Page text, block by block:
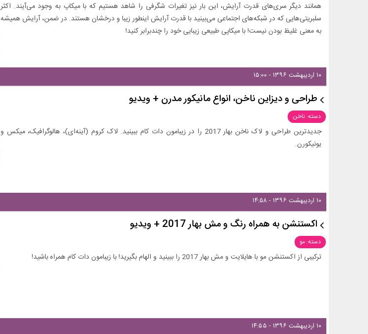
همانند دیگر سری‌های قدرت آرایش، این بار نیز تغیرات شگرفی را شاهد هستیم که با میکاپ به وجود می‌آیند. اکثر
سلبریتی‌هایی که در شبکه‌های اجتماعی می‌بینید با قدرت آرایش اینطور زیبا و درخشان هستند. در ضمن، آرایش همیشه
به معنی غلیظ بودن نیست! با میکاپی طبیعی زیبایی خود را چندبرابر کنید!
۱۰ اردیبهشت ۱۳۹۶ - ۱۵:۰۰
طراحی و دیزاین ناخن، انواع مانیکور مدرن + ویدیو
دسته: ناخن
جدیدترین طراحی و لاک ناخن بهار 2017 را در زیبامون دات کام ببینید. لاک کروم (آینه‌ای)، هالوگرافیک، میکس و
یونیکورن.
۱۰ اردیبهشت ۱۳۹۶ - ۱۴:۵۸
اکستنشن به همراه رنگ و مش بهار 2017 + ویدیو
دسته: مو
ترکیبی از اکستنشن مو با هایلایت و مش بهار 2017 را ببینید و الهام بگیرید! با زیبامون دات کام همراه باشید!
۱۰ اردیبهشت ۱۳۹۶ - ۱۴:۵۵